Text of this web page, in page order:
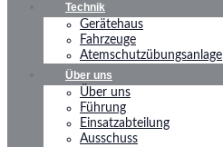
Technik
Gerätehaus
Fahrzeuge
Atemschutzübungsanlage
Über uns
Über uns
Führung
Einsatzabteilung
Ausschuss